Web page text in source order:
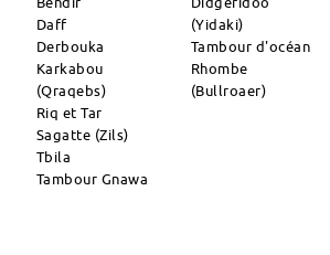
Daff
Derbouka
Karkabou
(Qraqebs)
Riq et Tar
Sagatte (Zils)
Tbila
Tambour Gnawa
(Yidaki)
Tambour d'océan
Rhombe
(Bullroaer)